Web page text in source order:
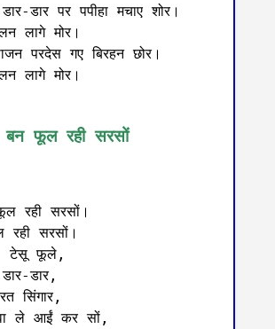
डार पर पपीहा मचाए शोर।
लागे मोर।
परदेस गए बिरहन छोर।
लागे मोर।
फूल रही सरसों
रही सरसों।
सरसों।
टेसू फूले,
डार,
सिंगार,
ले आईं कर सों,